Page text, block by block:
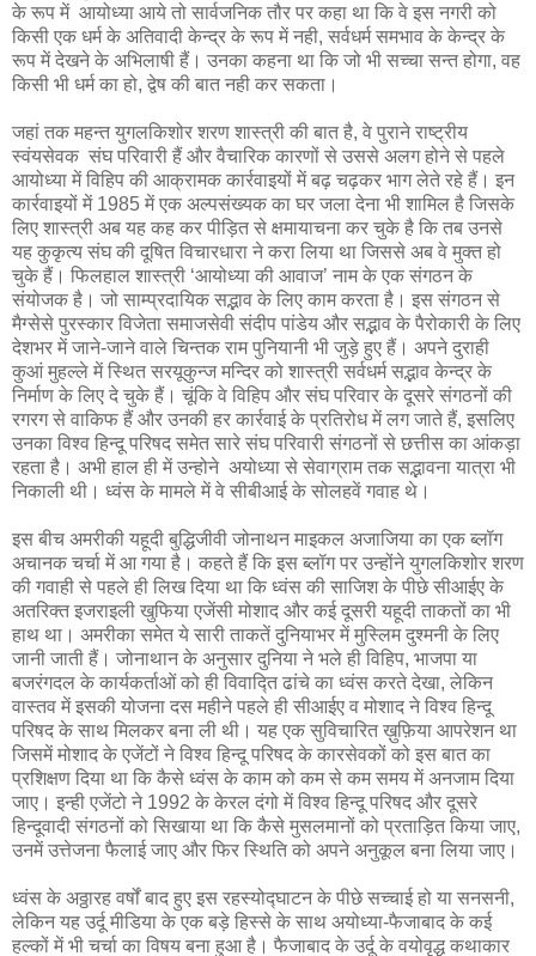
के रूप में आयोध्या आये तो सार्वजनिक तौर पर कहा था कि वे इस नगरी को
किसी एक धर्म के अतिवादी केन्द्र के रूप में नही, सर्वधर्म समभाव के केन्द्र के
रूप में देखने के अभिलाषी हैं। उनका कहना था कि जो भी सच्चा सन्त होगा, वह
किसी भी धर्म का हो, द्वेष की बात नही कर सकता।
जहां तक महन्त युगलकिशोर शरण शास्त्री की बात है, वे पुराने राष्ट्रीय
स्वंयसेवक संघ परिवारी हैं और वैचारिक कारणों से उससे अलग होने से पहले
आयोध्या में विहिप की आक्रामक कार्रवाइयों में बढ़ चढ़कर भाग लेते रहे हैं। इन
कार्रवाइयों में 1985 में एक अल्पसंख्यक का घर जला देना भी शामिल है जिसके
लिए शास्त्री अब यह कह कर पीड़ित से क्षमायाचना कर चुके है कि तब उनसे
यह कुकृत्य संघ की दूषित विचारधारा ने करा लिया था जिससे अब वे मुक्त हो
चुके हैं। फिलहाल शास्त्री ‘आयोध्या की आवाज’ नाम के एक संगठन के
संयोजक है। जो साम्प्रदायिक सद्भाव के लिए काम करता है। इस संगठन से
मैग्सेसे पुरस्कार विजेता समाजसेवी संदीप पांडेय और सद्भाव के पैरोकारी के लिए
देशभर में जाने-जाने वाले चिन्तक राम पुनियानी भी जुड़े हुए हैं। अपने दुराही
कुआं मुहल्ले में स्थित सरयूकुन्ज मन्दिर को शास्त्री सर्वधर्म सद्भाव केन्द्र के
निर्माण के लिए दे चुके हैं। चूंकि वे विहिप और संघ परिवार के दूसरे संगठनों की
रगरग से वाकिफ हैं और उनकी हर कार्रवाई के प्रतिरोध में लग जाते हैं, इसलिए
उनका विश्व हिन्दू परिषद समेत सारे संघ परिवारी संगठनों से छत्तीस का आंकड़ा
रहता है। अभी हाल ही में उन्होने अयोध्या से सेवाग्राम तक सद्भावना यात्रा भी
निकाली थी। ध्वंस के मामले में वे सीबीआई के सोलहवें गवाह थे।
इस बीच अमरीकी यहूदी बुद्धिजीवी जोनाथन माइकल अजाजिया का एक ब्लॉग
अचानक चर्चा में आ गया है। कहते हैं कि इस ब्लॉग पर उन्होंने युगलकिशोर शरण
की गवाही से पहले ही लिख दिया था कि ध्वंस की साजिश के पीछे सीआईए के
अतरिक्त इजराइली खुफिया एजेंसी मोशाद और कई दूसरी यहूदी ताकतों का भी
हाथ था। अमरीका समेत ये सारी ताकतें दुनियाभर में मुस्लिम दुश्मनी के लिए
जानी जाती हैं। जोनाथान के अनुसार दुनिया ने भले ही विहिप, भाजपा या
बजरंगदल के कार्यकर्ताओं को ही विवाद्ति ढांचे का ध्वंस करते देखा, लेकिन
वास्तव में इसकी योजना दस महीने पहले ही सीआईए व मोशाद ने विश्व हिन्दू
परिषद के साथ मिलकर बना ली थी। यह एक सुविचारित ख़ुफ़िया आपरेशन था
जिसमें मोशाद के एजेंटों ने विश्व हिन्दू परिषद के कारसेवकों को इस बात का
प्रशिक्षण दिया था कि कैसे ध्वंस के काम को कम से कम समय में अनजाम दिया
जाए। इन्ही एजेंटो ने 1992 के केरल दंगो में विश्व हिन्दू परिषद और दूसरे
हिन्दूवादी संगठनों को सिखाया था कि कैसे मुसलमानों को प्रताड़ित किया जाए,
उनमें उत्तेजना फैलाई जाए और फिर स्थिति को अपने अनुकूल बना लिया जाए।
ध्वंस के अठ्ठारह वर्षों बाद हुए इस रहस्योद्घाटन के पीछे सच्चाई हो या सनसनी,
लेकिन यह उर्दू मीडिया के एक बड़े हिस्से के साथ अयोध्या-फैजाबाद के कई
हल्कों में भी चर्चा का विषय बना हुआ है। फैजाबाद के उर्दू के वयोवृद्ध कथाकार